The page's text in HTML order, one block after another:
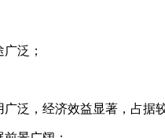
泛；
泛，经济效益显著，占据